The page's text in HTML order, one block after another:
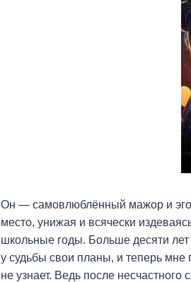
Он — самовлюблённый мажор и
место, унижая и всячески
школьные годы. Больше десяти
у судьбы свои планы, и теперь мне
не узнает. Ведь после несчастного